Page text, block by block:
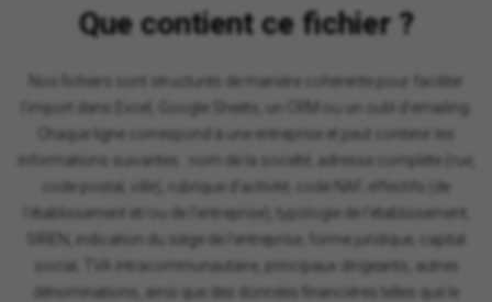
Que contient ce fichier ?
Nos fichiers sont structurés de manière cohérente pour faciliter
l'import dans Excel, Google Sheets, un CRM ou un outil d'emailing.
Chaque ligne correspond à une entreprise et peut contenir les
informations suivantes : nom de la société, adresse complète (rue,
code postal, ville), rubrique d'activité, code NAF, effectifs (de
l'établissement et/ou de l'entreprise), typologie de l'établissement,
SIREN, indication du siège de l'entreprise, forme juridique, capital
social, TVA intracommunautaire, principaux dirigeants, autres
dénominations, ainsi que des données financières telles que le